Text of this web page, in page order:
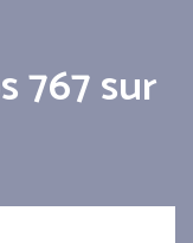
767 sur